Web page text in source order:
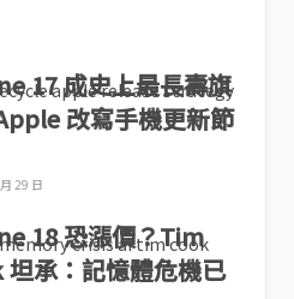
17 成史上最長壽旗
改寫手機更新節
29 日
18 恐漲價？Tim
坦承：記憶體危機已